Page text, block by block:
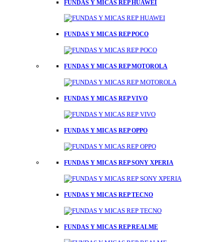
FUNDAS Y MICAS REP HUAWEI
FUNDAS Y MICAS REP POCO
FUNDAS Y MICAS REP MOTOROLA
FUNDAS Y MICAS REP VIVO
FUNDAS Y MICAS REP OPPO
FUNDAS Y MICAS REP SONY XPERIA
FUNDAS Y MICAS REP TECNO
FUNDAS Y MICAS REP REALME